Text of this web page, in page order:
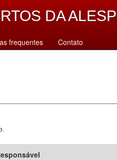
DA ALESP
frequentes Contato